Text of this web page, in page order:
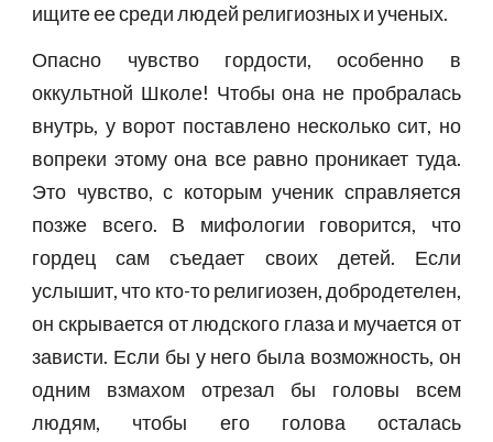
ищите ее среди людей религиозных и ученых.
Опасно чувство гордости, особенно в
оккультной Школе! Чтобы она не пробралась
внутрь, у ворот поставлено несколько сит, но
вопреки этому она все равно проникает туда.
Это чувство, с которым ученик справляется
позже всего. В мифологии говорится, что
гордец сам съедает своих детей. Если
услышит, что кто-то религиозен, добродетелен,
он скрывается от людского глаза и мучается от
зависти. Если бы у него была возможность, он
одним взмахом отрезал бы головы всем
людям, чтобы его голова осталась